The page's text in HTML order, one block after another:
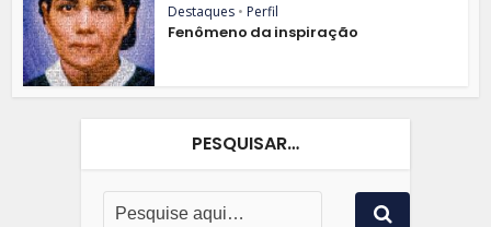
Destaques • Perfil
Fenômeno da inspiração
PESQUISAR…